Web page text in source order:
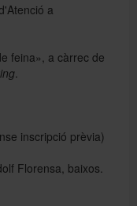
a
feina», a càrrec de
inscripció prèvia)
Florensa, baixos.